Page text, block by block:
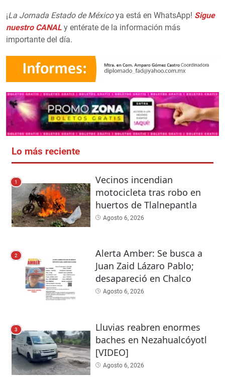
¡La Jornada Estado de Méxicoya está en WhatsApp! Sigue
nuestro CANAL y entérate de la información más
importante del día.
Lo más reciente
1
Vecinos incendian
motocicleta tras robo en
huertos de Tlalnepantla
Agosto 6, 2026
2
Alerta Amber: Se busca a
Juan Zaid Lázaro Pablo;
desapareció en Chalco
Agosto 6, 2026
3
Lluvias reabren enormes
baches en Nezahualcóyotl
[VIDEO]
Agosto 6, 2026